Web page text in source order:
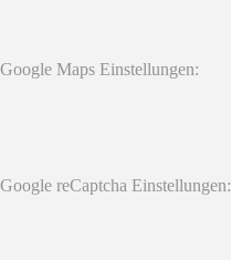
Google Maps Einstellungen:
Google reCaptcha Einstellungen: